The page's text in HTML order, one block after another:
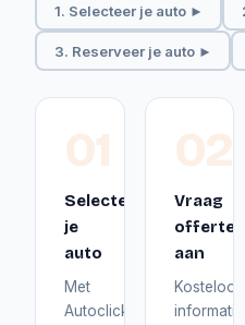
1. Selecteer je auto ►
3. Reserveer je auto ►
01
Selecteer
je
auto
Met
Autoclick
02
Vraag
offerte
aan
Kosteloos
informatie